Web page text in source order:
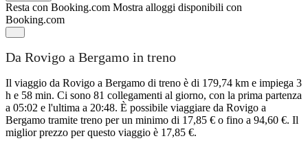
Resta con Booking.com Mostra alloggi disponibili con
Booking.com
Da Rovigo a Bergamo in treno
Il viaggio da Rovigo a Bergamo di treno è di 179,74 km e impiega 3
h e 58 min. Ci sono 81 collegamenti al giorno, con la prima partenza
a 05:02 e l'ultima a 20:48. È possibile viaggiare da Rovigo a
Bergamo tramite treno per un minimo di 17,85 € o fino a 94,60 €. Il
miglior prezzo per questo viaggio è 17,85 €.